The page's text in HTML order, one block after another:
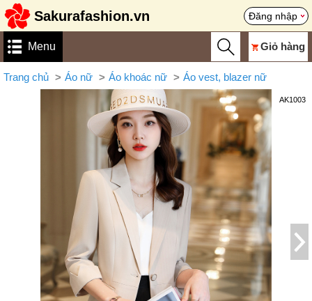
Sakurafashion.vn Đăng nhập
Menu Giỏ hàng
Trang chủ Áo nữ Áo khoác nữ Áo vest, blazer nữ
AK1003